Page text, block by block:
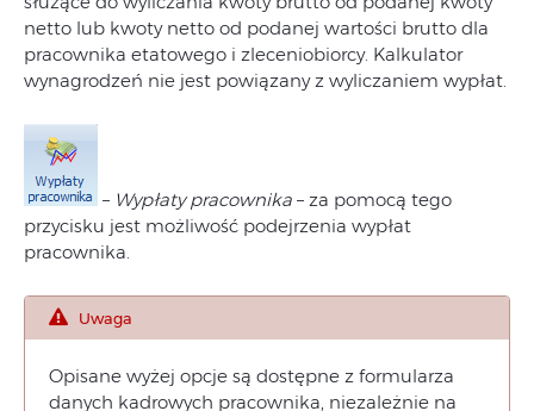
netto lub kwoty netto od podanej wartości brutto dla
pracownika etatowego i zleceniobiorcy. Kalkulator
wynagrodzeń nie jest powiązany z wyliczaniem wypłat.
– Wypłaty pracownika – za pomocą tego
przycisku jest możliwość podejrzenia wypłat
pracownika.
Uwaga
Opisane wyżej opcje są dostępne z formularza
danych kadrowych pracownika, niezależnie na